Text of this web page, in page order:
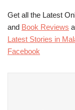
Get all the Latest
and Book Reviews
Latest Stories in
Facebook